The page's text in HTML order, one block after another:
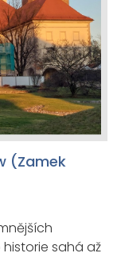
(Zamek
historie sahá až